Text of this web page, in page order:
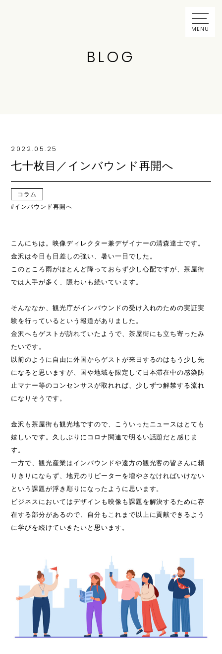
MENU
BLOG
2022.05.25
七十枚目／インバウンド再開へ
コラム
インバウンド再開へ
こんにちは。映像ディレクター兼デザイナーの清森達士です。
金沢は今日も日差しの強い、暑い一日でした。
このところ雨がほとんど降っておらず少し心配ですが、茶屋街
では人手が多く、賑わいも続いています。
そんななか、観光庁がインバウンドの受け入れのための実証実
験を行っているという報道がありました。
金沢へもゲストが訪れていたようで、茶屋街にも立ち寄ったみ
たいです。
以前のように自由に外国からゲストが来日するのはもう少し先
になると思いますが、国や地域を限定して日本滞在中の感染防
止マナー等のコンセンサスが取れれば、少しずつ解禁する流れ
になりそうです。
金沢も茶屋街も観光地ですので、こういったニュースはとても
嬉しいです。久しぶりにコロナ関連で明るい話題だと感じま
す。
一方で、観光産業はインバウンドや遠方の観光客の皆さんに頼
りきりにならず、地元のリピーターを増やさなければいけない
という課題が浮き彫りになったように思います。
ビジネスにおいてはデザインも映像も課題を解決するために存
在する部分があるので、自分もこれまで以上に貢献できるよう
に学びを続けていきたいと思います。